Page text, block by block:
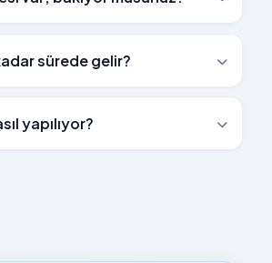
sürede gelir?
yapılıyor?